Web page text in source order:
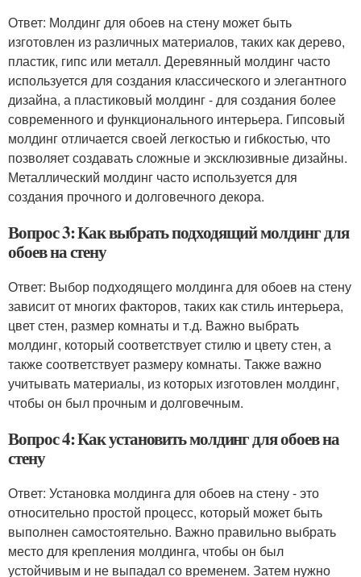
Ответ: Молдинг для обоев на стену может быть
изготовлен из различных материалов, таких как дерево,
пластик, гипс или металл. Деревянный молдинг часто
используется для создания классического и элегантного
дизайна, а пластиковый молдинг - для создания более
современного и функционального интерьера. Гипсовый
молдинг отличается своей легкостью и гибкостью, что
позволяет создавать сложные и эксклюзивные дизайны.
Металлический молдинг часто используется для
создания прочного и долговечного декора.
Вопрос 3: Как выбрать подходящий молдинг для
обоев на стену
Ответ: Выбор подходящего молдинга для обоев на стену
зависит от многих факторов, таких как стиль интерьера,
цвет стен, размер комнаты и т.д. Важно выбрать
молдинг, который соответствует стилю и цвету стен, а
также соответствует размеру комнаты. Также важно
учитывать материалы, из которых изготовлен молдинг,
чтобы он был прочным и долговечным.
Вопрос 4: Как установить молдинг для обоев на
стену
Ответ: Установка молдинга для обоев на стену - это
относительно простой процесс, который может быть
выполнен самостоятельно. Важно правильно выбрать
место для крепления молдинга, чтобы он был
устойчивым и не выпадал со временем. Затем нужно